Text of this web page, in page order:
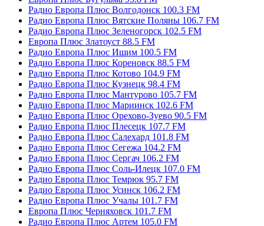
Радио Европа Плюс Волгодонск 100.3 FM
Радио Европа Плюс Вятские Поляны 106.7 FM
Радио Европа Плюс Зеленогорск 102.5 FM
Европа Плюс Златоуст 88.5 FM
Радио Европа Плюс Ишим 100.5 FM
Радио Европа Плюс Кореновск 88.5 FM
Радио Европа Плюс Котово 104.9 FM
Радио Европа Плюс Кузнецк 98.4 FM
Радио Европа Плюс Мантурово 105.7 FM
Радио Европа Плюс Мариинск 102.6 FM
Радио Европа Плюс Орехово-Зуево 90.5 FM
Радио Европа Плюс Плесецк 107.7 FM
Радио Европа Плюс Салехард 101.8 FM
Радио Европа Плюс Сегежа 104.2 FM
Радио Европа Плюс Сергач 106.2 FM
Радио Европа Плюс Соль-Илецк 107.0 FM
Радио Европа Плюс Темрюк 95.7 FM
Радио Европа Плюс Усинск 106.2 FM
Радио Европа Плюс Учалы 101.7 FM
Европа Плюс Черняховск 101.7 FM
Радио Европа Плюс Артем 105.0 FM